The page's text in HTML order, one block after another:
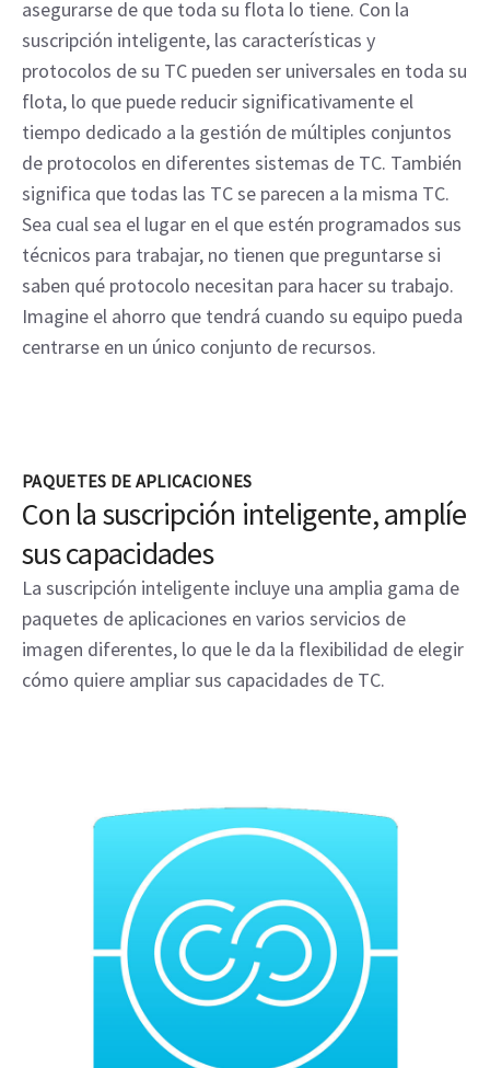
asegurarse de que toda su flota lo tiene. Con la
suscripción inteligente, las características y
protocolos de su TC pueden ser universales en toda su
flota, lo que puede reducir significativamente el
tiempo dedicado a la gestión de múltiples conjuntos
de protocolos en diferentes sistemas de TC. También
significa que todas las TC se parecen a la misma TC.
Sea cual sea el lugar en el que estén programados sus
técnicos para trabajar, no tienen que preguntarse si
saben qué protocolo necesitan para hacer su trabajo.
Imagine el ahorro que tendrá cuando su equipo pueda
centrarse en un único conjunto de recursos.
PAQUETES DE APLICACIONES
Con la suscripción inteligente, amplíe
sus capacidades
La suscripción inteligente incluye una amplia gama de
paquetes de aplicaciones en varios servicios de
imagen diferentes, lo que le da la flexibilidad de elegir
cómo quiere ampliar sus capacidades de TC.